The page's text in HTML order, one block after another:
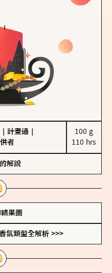
計畫通
者
100 g
110 hrs
的解說
果圖
氛類型全解析 >>>